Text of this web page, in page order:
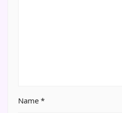
Name *